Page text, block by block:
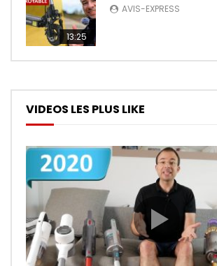
13:25
AVIS-EXPRESS
VIDEOS LES PLUS LIKE